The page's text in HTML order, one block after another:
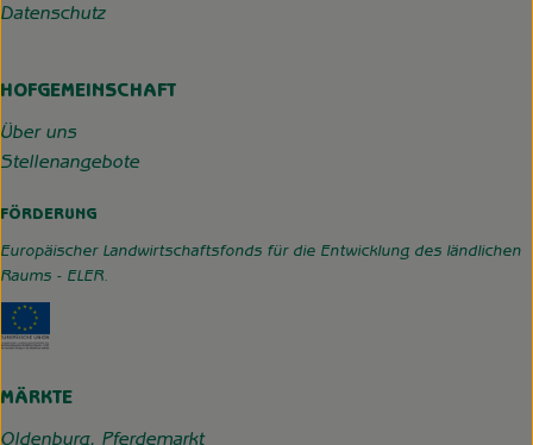
Datenschutz
HOFGEMEINSCHAFT
Über uns
Stellenangebote
FÖRDERUNG
Europäischer Landwirtschaftsfonds für die Entwicklung des ländlichen
Raums - ELER.
MÄRKTE